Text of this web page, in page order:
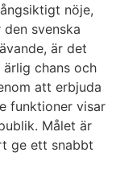
nöje,
svenska
är det
chans och
att erbjuda
funktioner visar
Målet är
ge ett snabbt